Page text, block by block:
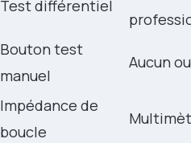
Test différentiel
Bouton test
manuel
Aucun
Impédance de
boucle